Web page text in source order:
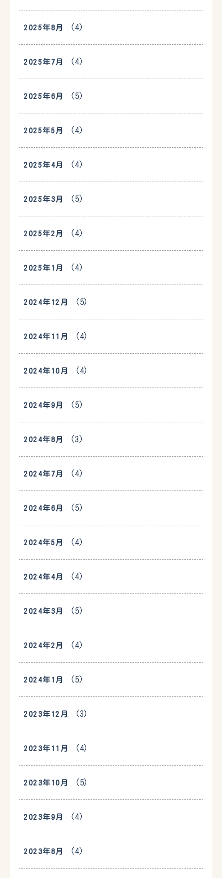
2025年8月 (4)
2025年7月 (4)
2025年6月 (5)
2025年5月 (4)
2025年4月 (4)
2025年3月 (5)
2025年2月 (4)
2025年1月 (4)
2024年12月 (5)
2024年11月 (4)
2024年10月 (4)
2024年9月 (5)
2024年8月 (3)
2024年7月 (4)
2024年6月 (5)
2024年5月 (4)
2024年4月 (4)
2024年3月 (5)
2024年2月 (4)
2024年1月 (5)
2023年12月 (3)
2023年11月 (4)
2023年10月 (5)
2023年9月 (4)
2023年8月 (4)